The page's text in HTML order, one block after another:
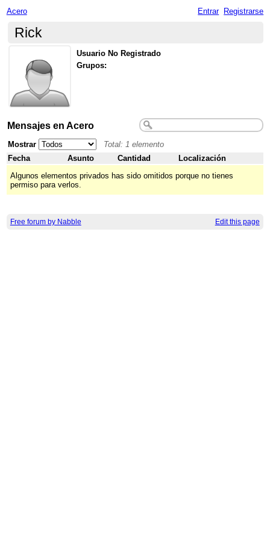
Acero Entrar Registrarse
Rick
Usuario No Registrado
Grupos:
Mensajes en Acero
Mostrar
Total: 1 elemento
Fecha
Asunto Cantidad
Localización
Algunos elementos privados has sido omitidos porque no tienes
permiso para verlos.
Free forum by Nabble Edit this page